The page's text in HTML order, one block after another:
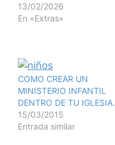
13/02/2026
En «Extras»
COMO CREAR UN
MINISTERIO INFANTIL
DENTRO DE TU IGLESIA.
15/03/2015
Entrada similar